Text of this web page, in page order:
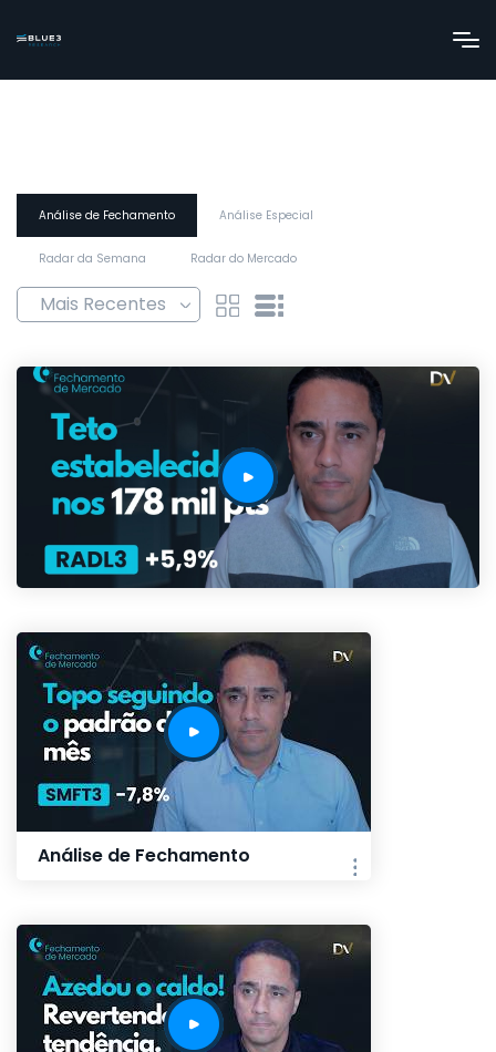
Análise de Fechamento Análise Especial
Radar da Semana Radar do Mercado
Análise de Fechamento